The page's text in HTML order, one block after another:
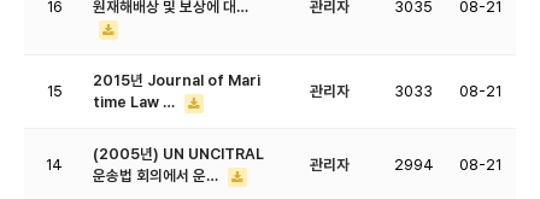
16
원재해배상 및 보상에 대…
관리자 3035 08-21
15
2015년 Journal of Mari
time Law …
관리자 3033 08-21
14
(2005년) UN UNCITRAL
운송법 회의에서 운…
관리자 2994 08-21